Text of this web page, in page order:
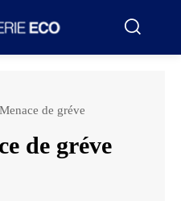
Menace de gréve
de gréve